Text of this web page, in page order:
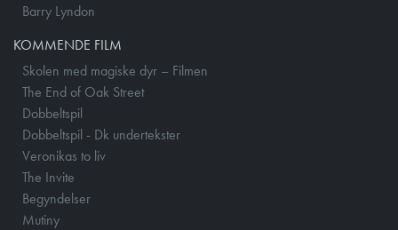
Barry Lyndon
KOMMENDE FILM
Skolen med magiske dyr – Filmen
The End of Oak Street
Dobbeltspil
Dobbeltspil - Dk undertekster
Veronikas to liv
The Invite
Begyndelser
Mutiny